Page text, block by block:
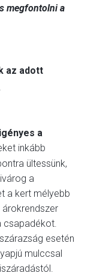
megfontolni a
az adott
a
inkább
ültessünk,
a
a kert mélyebb
árokrendszer
csapadékot.
esetén
mulccsal